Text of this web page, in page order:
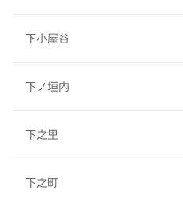
下小屋谷
下ノ垣内
下之里
下之町